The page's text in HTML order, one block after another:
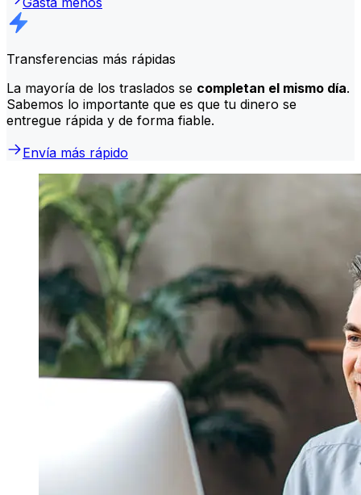
Transferencias más rápidas
La mayoría de los traslados se completan el mismo día.
Sabemos lo importante que es que tu dinero se
entregue rápida y de forma fiable.
Envía más rápido